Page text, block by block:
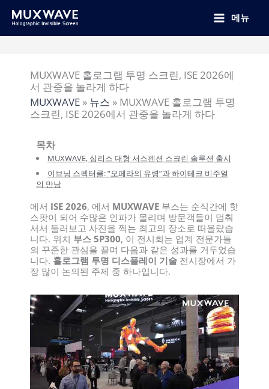
메뉴
MUXWAVE 홀로그램 투명 스크린, ISE 2026에
서 관중을 놀라게 하다
MUXWAVE » 뉴스 » MUXWAVE 홀로그램 투명
스크린, ISE 2026에서 관중을 놀라게 하다
목차
MUXWAVE, 심리스 대형 서스펜션 스크린 솔루션 출시
이브닝 스펙터클: “오페라의 유령”과 하이테크 비주얼
의 만남
에서 ISE 2026, 에서 MUXWAVE 부스는 순식간에 핫
스팟이 되어 수많은 인파가 몰리며 방문객들이 멈춰
서서 둘러보고 사진을 찍는 최고의 장소로 떠올랐습
니다. 위치 부스 5P300, 이 전시회는 업계 전문가들
의 꾸준한 관심을 끌며 다음과 같은 성과를 거두었습
니다. 홀로그램 투명 디스플레이 기술 전시장에서 가
장 많이 논의된 주제 중 하나입니다.